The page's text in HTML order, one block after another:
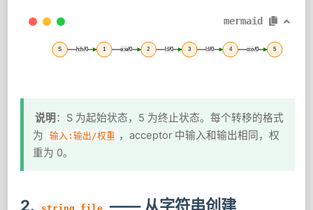
mermaid
h:h/0 e:e/0 l:l/0 l:l/0 o:o/0
S 1 2 3 4 5
说明 ：S 为起始状态，5 为终止状态。每个转移的格式
为
输入:输出/权重 ，acceptor 中输入和输出相同，权
重为 0。
2. —— 从字符串创建